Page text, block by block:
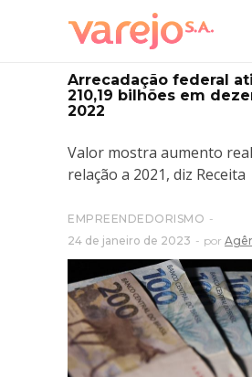
Arrecadação federal
210,19 bilhões em
2022
Valor mostra aumento
relação a 2021, diz Receita
EMPREENDEDORISMO
24 de janeiro de 2023
por